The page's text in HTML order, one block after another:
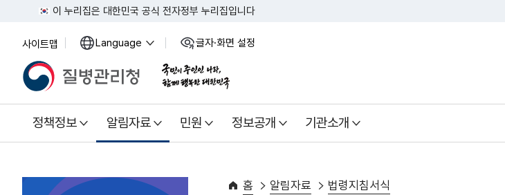
이 누리집은 대한민국 공식 전자정부 누리집입니다
사이트맵 Language 열
글자·화면 설정
정책정보 알림자료 민원 정보공개 기관소개
홈 알림자료 법령지침서식